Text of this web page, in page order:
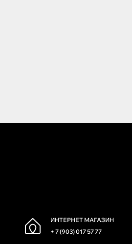
ИНТЕРНЕТ МАГАЗИН
+ 7 (903) 017 57 77